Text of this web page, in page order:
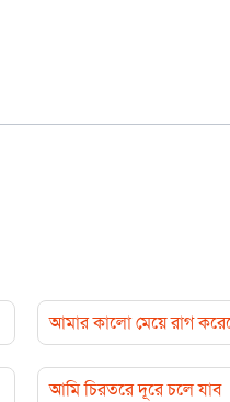
আমার কালো মেয়ে রাগ
আমি চিরতরে দূরে চলে যাব